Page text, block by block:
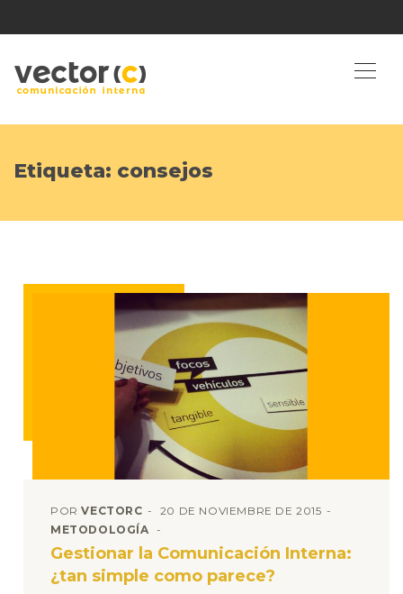
Etiqueta: consejos
PORVECTORC
20 DE NOVIEMBRE DE 2015
METODOLOGÍA
Gestionar la Comunicación Interna:
¿tan simple como parece?